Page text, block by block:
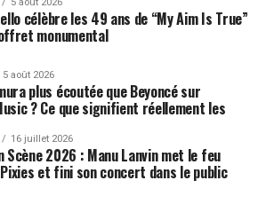
célèbre les 49 ans de “My Aim Is True”
monumental
5 août 2026
plus écoutée que Beyoncé sur
? Ce que signifient réellement les
16 juillet 2026
Scène 2026 : Manu Lanvin met le feu
et fini son concert dans le public